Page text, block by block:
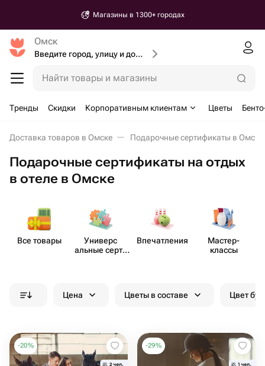
Магазины в 1300+ городах
Омск
Введите город, улицу и дом доставки
Найти товары и магазины
Тренды Скидки Корпоративным клиентам Цветы
Доставка товаров в Омске Подарочные сертификаты в Омске
Подарочные сертификаты на отдых
в отеле в Омске
Все товары
Универс​
альные серти​
Впеча​тления
Мастер-​
классы
Цена Цветы в составе Цвет
-20% -29%